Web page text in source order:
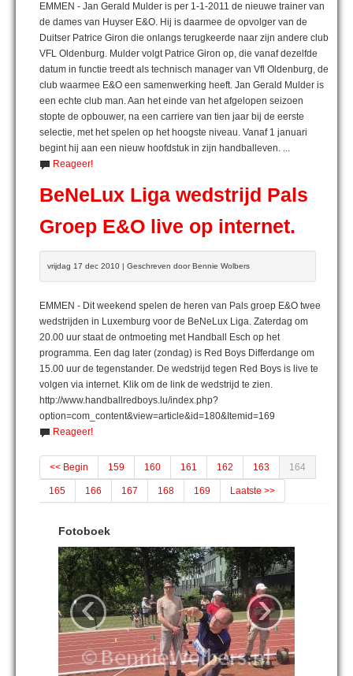
EMMEN - Jan Gerald Mulder is per 1-1-2011 de nieuwe trainer van
de dames van Huyser E&O. Hij is daarmee de opvolger van de
Duitser Patrice Giron die onlangs terugkeerde naar zijn andere club
VFL Oldenburg. Mulder volgt Patrice Giron op, die vanaf dezelfde
datum in functie treedt als technisch manager van Vfl Oldenburg, de
club waarmee E&O een samenwerking heeft. Jan Gerald Mulder is
een echte club man. Aan het einde van het afgelopen seizoen
stopte de opbouwer, na een carriere van tien jaar bij de eerste
selectie, met het spelen op het hoogste niveau. Vanaf 1 januari
begint hij aan een nieuw hoofdstuk in zijn handballeven. ...
Reageer!
BeNeLux Liga wedstrijd Pals
Groep E&O live op internet.
vrijdag 17 dec 2010 | Geschreven door Bennie Wolbers
EMMEN - Dit weekend spelen de heren van Pals groep E&O twee
wedstrijden in Luxemburg voor de BeNeLux Liga. Zaterdag om
20.00 uur staat de ontmoeting met Handball Esch op het
programma. Een dag later (zondag) is Red Boys Differdange om
15.00 uur de tegenstander. De wedstrijd tegen Red Boys is live te
volgen via internet. Klik om de link de wedstrijd te zien.
http://www.handballredboys.lu/index.php?
option=com_content&view=article&id=180&Itemid=169
Reageer!
<< Begin 159 160 161 162 163 164
165 166 167 168 169 Laatste >>
Fotoboek
‹ ›